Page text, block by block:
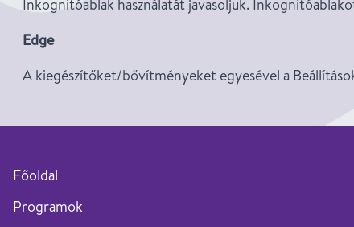
Inkognitóablak használatát javasoljuk.
Edge
A kiegészítőket/bővítményeket egyesével a
Főoldal
Programok